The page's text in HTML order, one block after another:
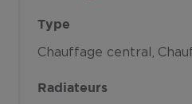
Type
Chauffage central
Radiateurs